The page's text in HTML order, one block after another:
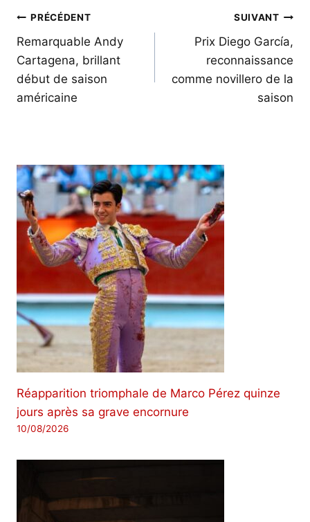
Navigation
de
l’article
PRÉCÉDENT
Remarquable Andy
Cartagena, brillant
début de saison
américaine
SUIVANT
Prix ​​​​Diego García,
reconnaissance
comme novillero de la
saison
Réapparition triomphale de Marco Pérez quinze
jours après sa grave encornure
10/08/2026